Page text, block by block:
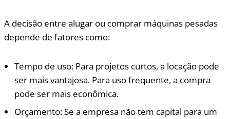
A decisão entre alugar ou comprar máquinas pesadas
depende de fatores como:
Tempo de uso: Para projetos curtos, a locação pode
ser mais vantajosa. Para uso frequente, a compra
pode ser mais econômica.
Orçamento: Se a empresa não tem capital para um